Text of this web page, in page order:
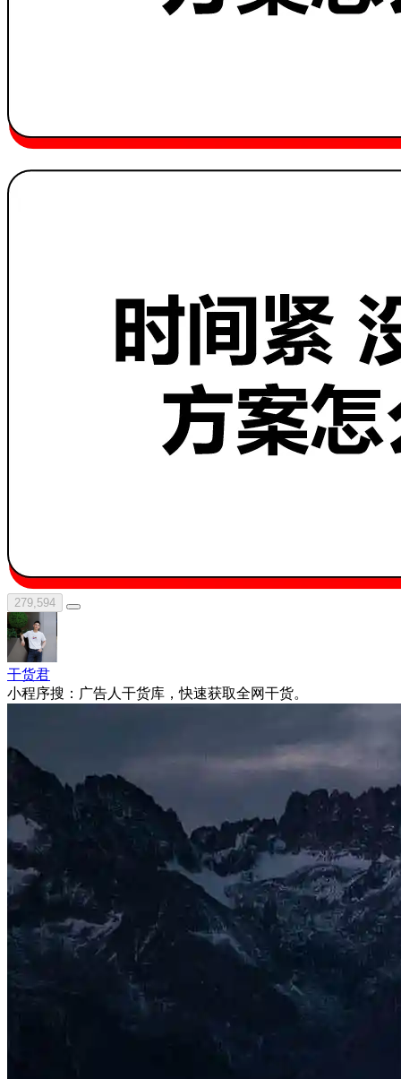
279,594
干货君
小程序搜：广告人干货库，快速获取全网干货。